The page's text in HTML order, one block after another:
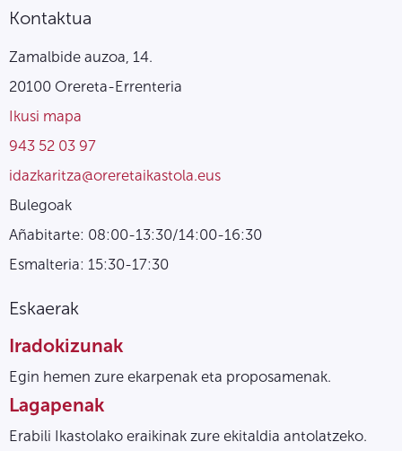
Kontaktua
Zamalbide auzoa, 14.
20100 Orereta-Errenteria
Ikusi mapa
943 52 03 97
idazkaritza@oreretaikastola.eus
Bulegoak
Añabitarte: 08:00-13:30/14:00-16:30
Esmalteria: 15:30-17:30
Eskaerak
Iradokizunak
Egin hemen zure ekarpenak eta proposamenak.
Lagapenak
Erabili Ikastolako eraikinak zure ekitaldia antolatzeko.